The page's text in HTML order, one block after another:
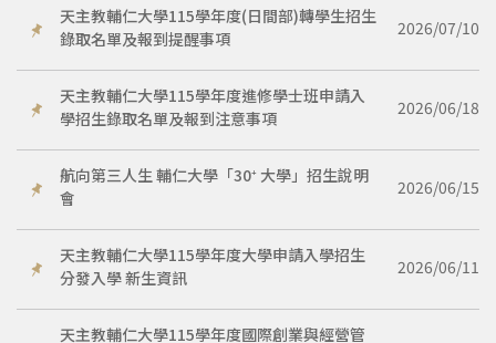
天主教輔仁大學115學年度(日間部)轉學生招生
錄取名單及報到提醒事項
2026/07/10
天主教輔仁大學115學年度進修學士班申請入
學招生錄取名單及報到注意事項
2026/06/18
航向第三人生 輔仁大學「30⁺ 大學」招生說明
會
2026/06/15
天主教輔仁大學115學年度大學申請入學招生
分發入學 新生資訊
2026/06/11
天主教輔仁大學115學年度國際創業與經營管